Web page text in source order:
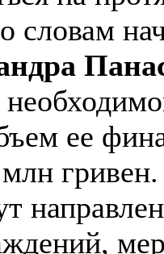
словам
ее